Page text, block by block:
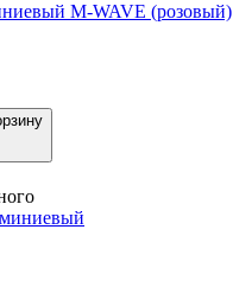
M-WAVE (розовый)